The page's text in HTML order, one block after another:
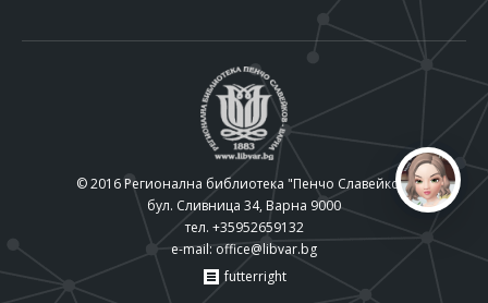
© 2016 Регионална библиотека "Пенчо Славейков"
бул. Сливница 34, Варна 9000
тел. +35952659132
e-mail: office@libvar.bg
futterright